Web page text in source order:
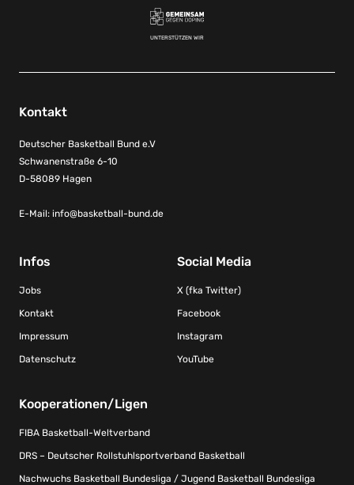
UNTERSTÜTZEN WIR
Kontakt
Deutscher Basketball Bund e.V
Schwanenstraße 6-10
D-58089 Hagen
E-Mail: info@basketball-bund.de
Infos
Jobs
Kontakt
Impressum
Datenschutz
Social Media
X (fka Twitter)
Facebook
Instagram
YouTube
Kooperationen/Ligen
FIBA Basketball-Weltverband
DRS – Deutscher Rollstuhlsportverband Basketball
Nachwuchs Basketball Bundesliga / Jugend Basketball Bundesliga